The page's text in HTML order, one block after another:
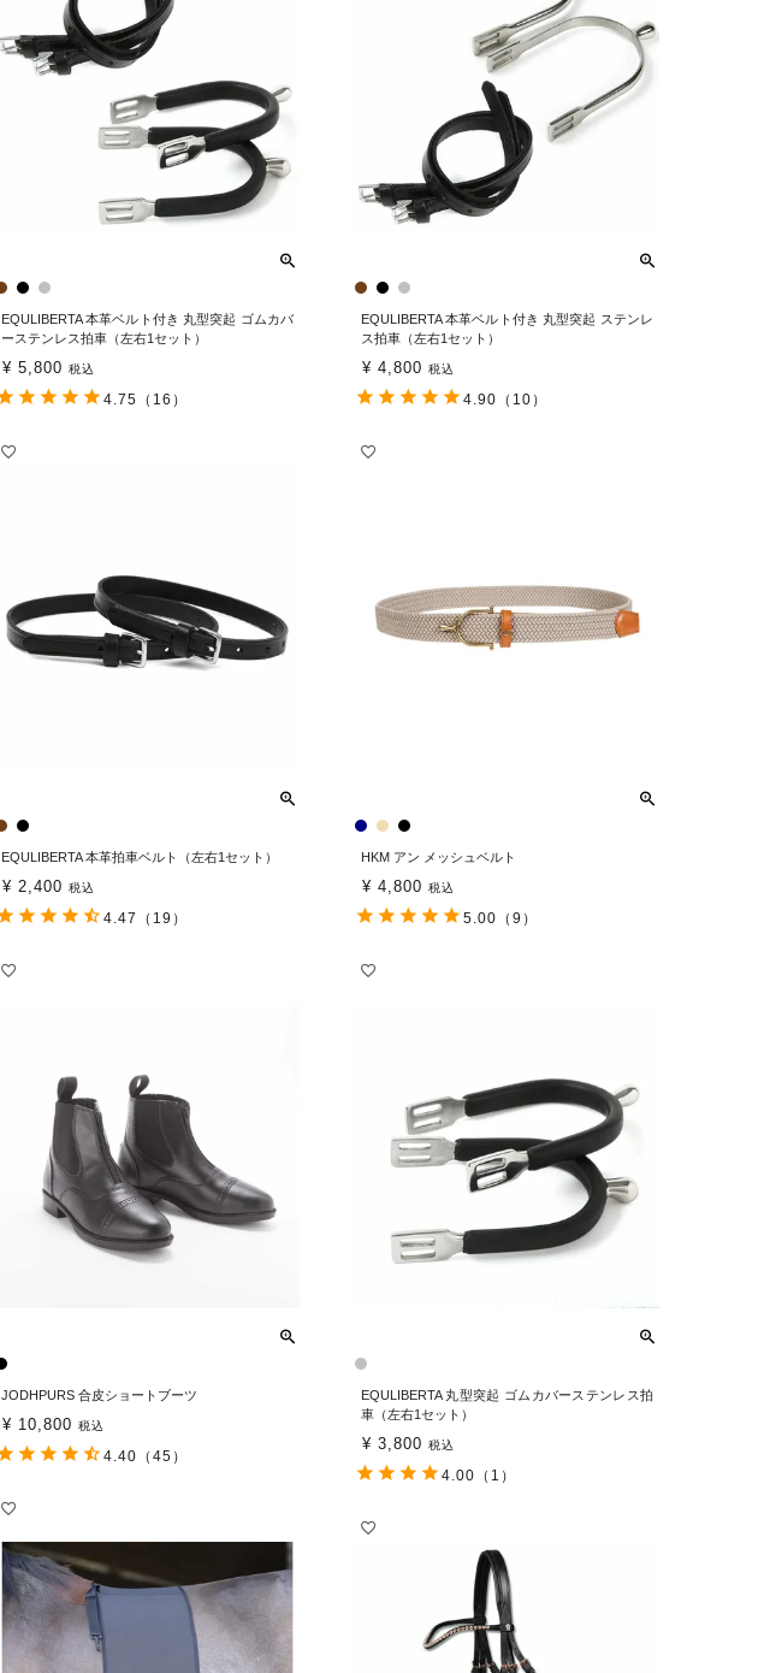
EQULIBERTA 本革ベルト付き 丸型突起 ゴムカバ
ーステンレス拍車（左右1セット）
¥ 5,800 税込
4.75 （16）
EQULIBERTA 本革ベルト付き 丸型突起 ステンレ
ス拍車（左右1セット）
¥ 4,800 税込
4.90 （10）
EQULIBERTA 本革拍車ベルト（左右1セット）
¥ 2,400 税込
4.47 （19）
HKM アン メッシュベルト
¥ 4,800 税込
5.00 （9）
JODHPURS 合皮ショートブーツ
¥ 10,800 税込
4.40 （45）
EQULIBERTA 丸型突起 ゴムカバーステンレス拍
車（左右1セット）
¥ 3,800 税込
4.00 （1）